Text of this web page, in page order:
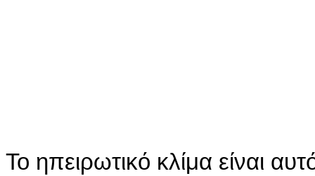
Το ηπειρωτικό κλίμα είναι